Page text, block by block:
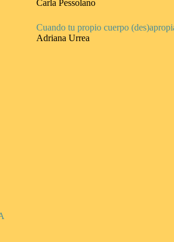
Carla Pessolano
Cuando tu propio cuerpo
Adriana Urrea